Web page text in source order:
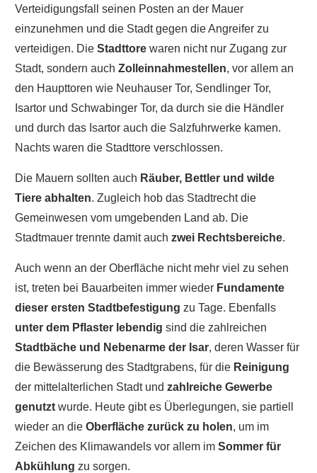
Verteidigungsfall seinen Posten an der Mauer
einzunehmen und die Stadt gegen die Angreifer zu
verteidigen. Die Stadttore waren nicht nur Zugang zur
Stadt, sondern auch Zolleinnahmestellen, vor allem an
den Haupttoren wie Neuhauser Tor, Sendlinger Tor,
Isartor und Schwabinger Tor, da durch sie die Händler
und durch das Isartor auch die Salzfuhrwerke kamen.
Nachts waren die Stadttore verschlossen.
Die Mauern sollten auch Räuber, Bettler und wilde
Tiere abhalten. Zugleich hob das Stadtrecht die
Gemeinwesen vom umgebenden Land ab. Die
Stadtmauer trennte damit auch zwei Rechtsbereiche.
Auch wenn an der Oberfläche nicht mehr viel zu sehen
ist, treten bei Bauarbeiten immer wieder Fundamente
dieser ersten Stadtbefestigung zu Tage. Ebenfalls
unter dem Pflaster lebendig sind die zahlreichen
Stadtbäche und Nebenarme der Isar, deren Wasser für
die Bewässerung des Stadtgrabens, für die Reinigung
der mittelalterlichen Stadt und zahlreiche Gewerbe
genutzt wurde. Heute gibt es Überlegungen, sie partiell
wieder an die Oberfläche zurück zu holen, um im
Zeichen des Klimawandels vor allem im Sommer für
Abkühlung zu sorgen.